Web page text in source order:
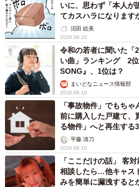
いに、思わず「本人
てカスハラになりま
沼田 絵美
2026.08.10
令和の若者に聞いた「
い曲」ランキング 2
SONG』、1位は？
まいどなニュース情報部
2026.08.10
「事故物件」でもち
前に購入した戸建て
る物件」へと再生す
が解説平藤 清刀
2026.08.10
「ここだけの話」 客
相談したら…他キャストに筒
みを簡単に漏洩すると